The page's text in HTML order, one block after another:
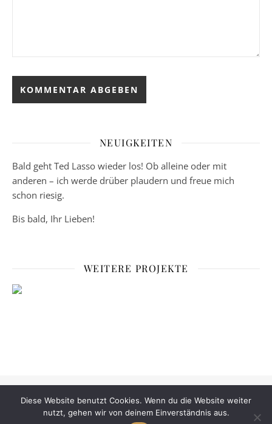
NEUIGKEITEN
Bald geht Ted Lasso wieder los! Ob alleine oder mit
anderen – ich werde drüber plaudern und freue mich
schon riesig.
Bis bald, Ihr Lieben!
WEITERE PROJEKTE
Das Paralleluniversum ist ein privates Kunstprojekt.
Datenschutzerklärung.
Diese Website benutzt Cookies. Wenn du die Website weiter
nutzt, gehen wir von deinem Einverständnis aus.